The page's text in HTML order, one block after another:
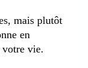
mais plutôt
en
votre vie.